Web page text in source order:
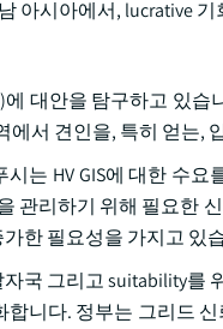
아시아에서, lucrative
대안을 탐구하고 있
에서 견인을, 특히 얻는,
는 HV GIS에 대한 수
관리하기 위해 필요한
한 필요성을 가지고 있
국 그리고 suitability
합니다. 정부는 그리드